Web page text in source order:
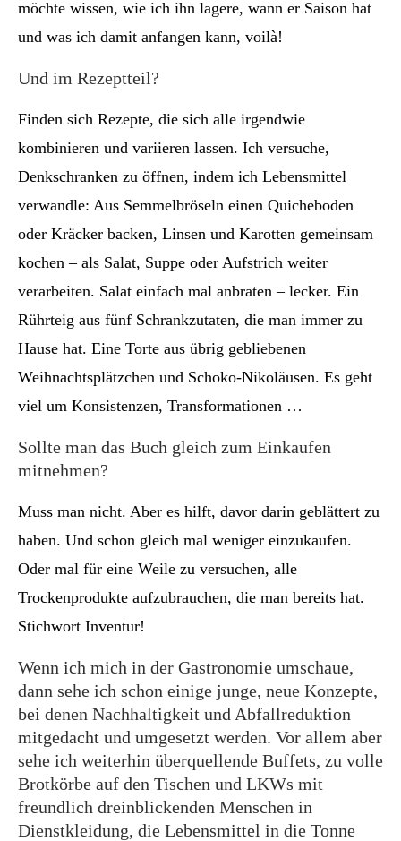
möchte wissen, wie ich ihn lagere, wann er Saison hat
und was ich damit anfangen kann, voilà!
Und im Rezeptteil?
Finden sich Rezepte, die sich alle irgendwie
kombinieren und variieren lassen. Ich versuche,
Denkschranken zu öffnen, indem ich Lebensmittel
verwandle: Aus Semmelbröseln einen Quicheboden
oder Kräcker backen, Linsen und Karotten gemeinsam
kochen – als Salat, Suppe oder Aufstrich weiter
verarbeiten. Salat einfach mal anbraten – lecker. Ein
Rührteig aus fünf Schrankzutaten, die man immer zu
Hause hat. Eine Torte aus übrig gebliebenen
Weihnachtsplätzchen und Schoko-Nikoläusen. Es geht
viel um Konsistenzen, Transformationen …
Sollte man das Buch gleich zum Einkaufen
mitnehmen?
Muss man nicht. Aber es hilft, davor darin geblättert zu
haben. Und schon gleich mal weniger einzukaufen.
Oder mal für eine Weile zu versuchen, alle
Trockenprodukte aufzubrauchen, die man bereits hat.
Stichwort Inventur!
Wenn ich mich in der Gastronomie umschaue,
dann sehe ich schon einige junge, neue Konzepte,
bei denen Nachhaltigkeit und Abfallreduktion
mitgedacht und umgesetzt werden. Vor allem aber
sehe ich weiterhin überquellende Buffets, zu volle
Brotkörbe auf den Tischen und LKWs mit
freundlich dreinblickenden Menschen in
Dienstkleidung, die Lebensmittel in die Tonne